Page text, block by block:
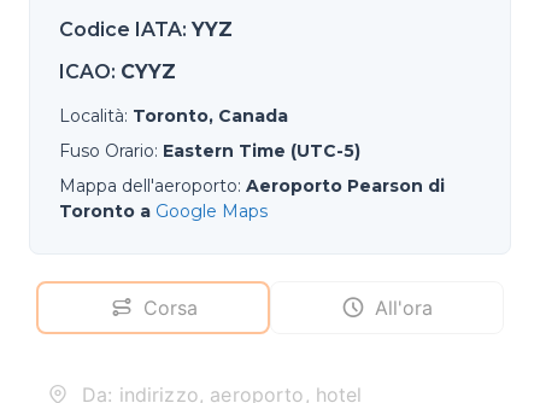
Codice IATA: YYZ
ICAO: CYYZ
Località: Toronto, Canada
Fuso Orario: Eastern Time (UTC-5)
Mappa dell'aeroporto: Aeroporto Pearson di
Toronto a Google Maps